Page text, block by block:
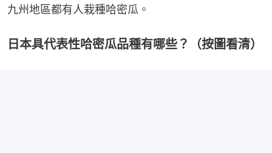
九州地區都有人栽種哈密瓜。
日本具代表性哈密瓜品種有哪些？（按圖看清）